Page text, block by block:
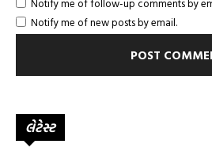
Notify me of new posts by email.
લેટેસ્ટ